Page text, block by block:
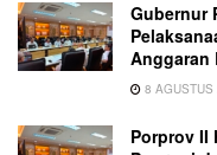
Gubernur
Anggaran
8 AGUSTUS
Porprov II